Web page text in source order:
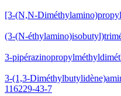
[3-(N,N-
(3-(N-
3-
3-(1,3-
116229-43-7